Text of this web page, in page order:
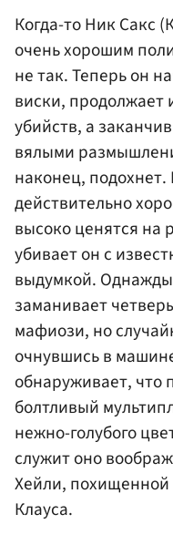
Когда-то Ник Сакс
очень хорошим
не так. Теперь он
виски, продолжает
убийств, а
вялыми
наконец,
действительно
высоко ценятся на
убивает он с
выдумкой.
заманивает
мафиози, но
очнувшись в
обнаруживает, что
болтливый
нежно-голубого
служит оно
Хейли,
Клауса.